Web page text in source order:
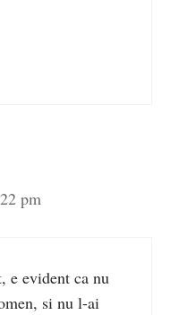
pm
e evident ca nu
si nu l-ai